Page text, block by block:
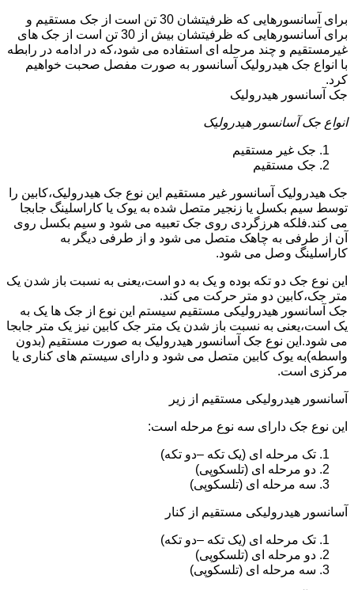
برای آسانسورهایی که ظرفیتشان 30 تن است از جک مستقیم و
برای آسانسورهایی که ظرفیتشان بیش از 30 تن است از جک های
غیرمستقیم و چند مرحله ای استفاده می شود،که در ادامه در رابطه
با انواع جک هیدرولیک آسانسور به صورت مفصل صحبت خواهیم
کرد.
جک آسانسور هیدرولیک
انواع جک آسانسور هیدرولیک
جک غیر مستقیم
جک مستقیم
جک هیدرولیک آسانسور غیر مستقیم این نوع جک هیدرولیک،کابین را
توسط سیم بکسل یا زنجیر متصل شده به یوک یا کاراسلینگ جابجا
می کند.فلکه هرزگردی روی جک تعبیه می شود و سیم بکسل روی
آن از طرفی به چاهک متصل می شود و از طرفی دیگر به
کاراسلینگ وصل می شود.
این نوع جک دو تکه بوده و یک به دو است،یعنی به نسبت باز شدن یک
متر جک،کابین دو متر حرکت می کند.
جک آسانسور هیدرولیکی مستقیم سیستم این نوع از جک ها یک به
یک است،یعنی به نسبت باز شدن یک متر جک کابین نیز یک متر جابجا
می شود.این نوع جک آسانسور هیدرولیک به صورت مستقیم (بدون
واسطه)به یوک کابین متصل می شود و دارای سیستم های کناری یا
مرکزی است.
آسانسور هیدرولیکی مستقیم از زیر
این نوع جک دارای سه نوع مرحله است:
تک مرحله ای (یک تکه –دو تکه)
دو مرحله ای (تلسکوپی)
سه مرحله ای (تلسکوپی)
آسانسور هیدرولیکی مستقیم از کنار
تک مرحله ای (یک تکه –دو تکه)
دو مرحله ای (تلسکوپی)
سه مرحله ای (تلسکوپی)